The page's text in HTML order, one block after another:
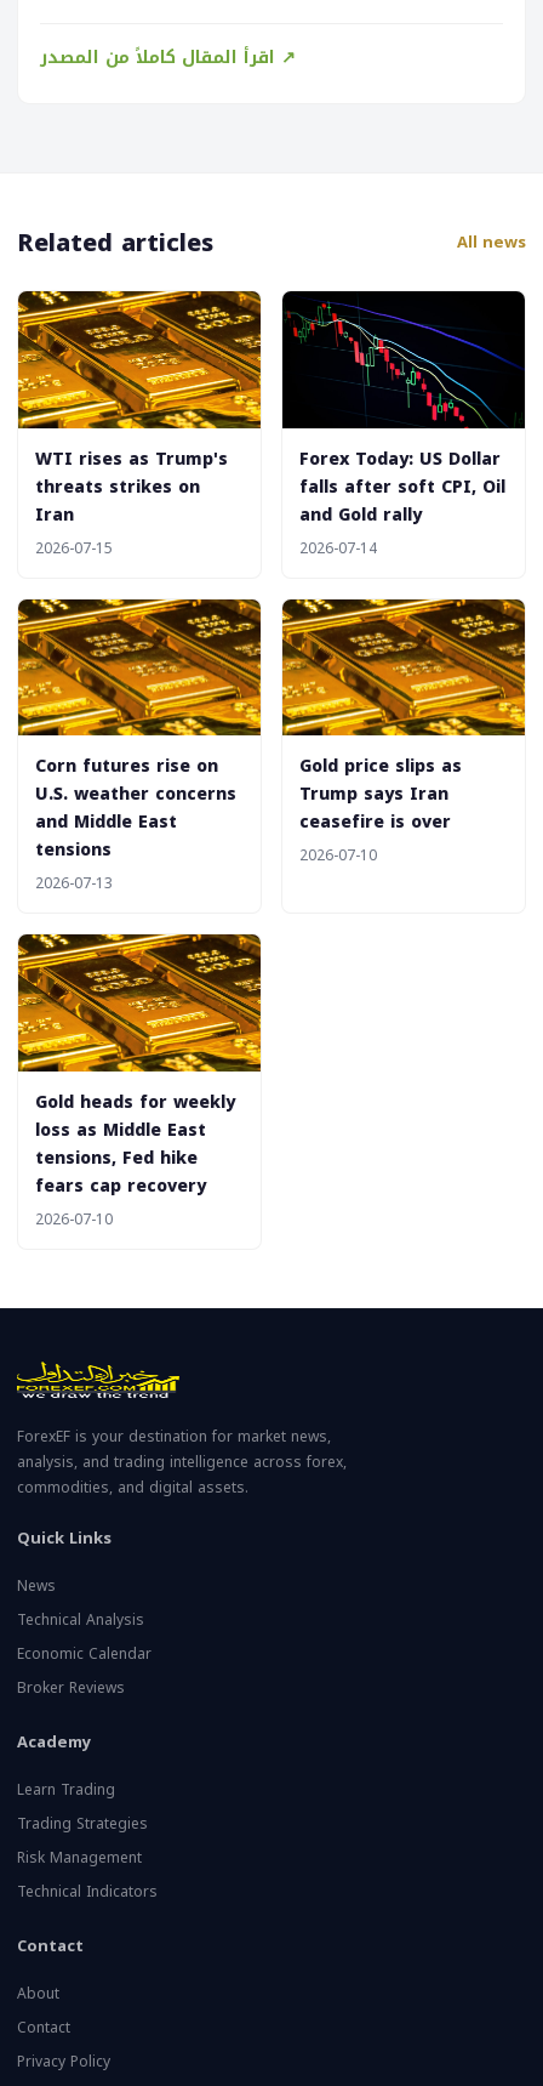
اقرأ المقال كاملاً من المصدر ↗
Related articles All news
WTI rises as Trump's
threats strikes on
Iran
2026-07-15
Forex Today: US Dollar
falls after soft CPI, Oil
and Gold rally
2026-07-14
Corn futures rise on
U.S. weather concerns
and Middle East
tensions
2026-07-13
Gold price slips as
Trump says Iran
ceasefire is over
2026-07-10
Gold heads for weekly
loss as Middle East
tensions, Fed hike
fears cap recovery
2026-07-10
ForexEF is your destination for market news,
analysis, and trading intelligence across forex,
commodities, and digital assets.
Quick Links
News
Technical Analysis
Economic Calendar
Broker Reviews
Academy
Learn Trading
Trading Strategies
Risk Management
Technical Indicators
Contact
About
Contact
Privacy Policy